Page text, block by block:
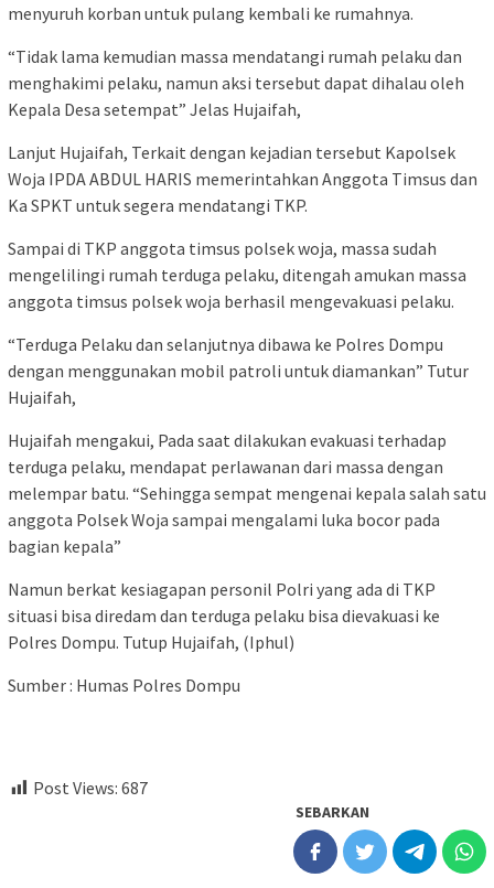
menyuruh korban untuk pulang kembali ke rumahnya.
“Tidak lama kemudian massa mendatangi rumah pelaku dan
menghakimi pelaku, namun aksi tersebut dapat dihalau oleh
Kepala Desa setempat” Jelas Hujaifah,
Lanjut Hujaifah, Terkait dengan kejadian tersebut Kapolsek
Woja IPDA ABDUL HARIS memerintahkan Anggota Timsus dan
Ka SPKT untuk segera mendatangi TKP.
Sampai di TKP anggota timsus polsek woja, massa sudah
mengelilingi rumah terduga pelaku, ditengah amukan massa
anggota timsus polsek woja berhasil mengevakuasi pelaku.
“Terduga Pelaku dan selanjutnya dibawa ke Polres Dompu
dengan menggunakan mobil patroli untuk diamankan” Tutur
Hujaifah,
Hujaifah mengakui, Pada saat dilakukan evakuasi terhadap
terduga pelaku, mendapat perlawanan dari massa dengan
melempar batu. “Sehingga sempat mengenai kepala salah satu
anggota Polsek Woja sampai mengalami luka bocor pada
bagian kepala”
Namun berkat kesiagapan personil Polri yang ada di TKP
situasi bisa diredam dan terduga pelaku bisa dievakuasi ke
Polres Dompu. Tutup Hujaifah, (Iphul)
Sumber : Humas Polres Dompu
Post Views: 687
SEBARKAN